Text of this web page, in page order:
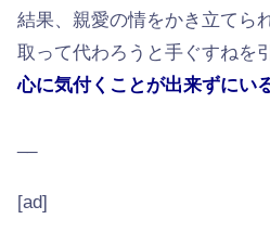
結果、親愛の情をかき立てら
取って代わろうと手ぐすねを
心に気付くことが出来ずにい
[ad]